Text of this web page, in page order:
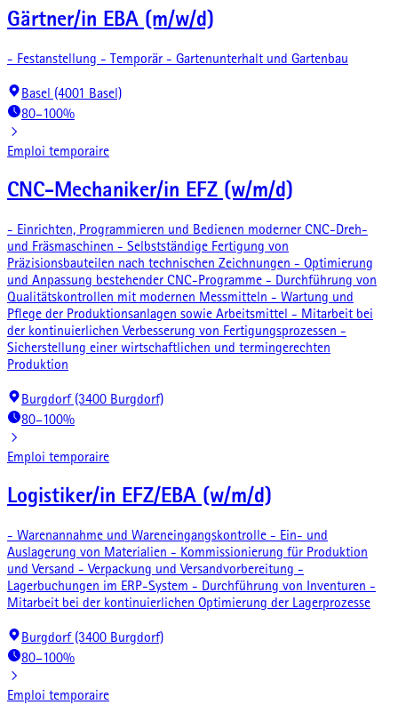
Gärtner/in EBA (m/w/d)
- Festanstellung - Temporär - Gartenunterhalt und Gartenbau
Basel (4001 Basel)
80–100%
Emploi temporaire
CNC-Mechaniker/in EFZ (w/m/d)
- Einrichten, Programmieren und Bedienen moderner CNC-Dreh-
und Fräsmaschinen - Selbstständige Fertigung von
Präzisionsbauteilen nach technischen Zeichnungen - Optimierung
und Anpassung bestehender CNC-Programme - Durchführung von
Qualitätskontrollen mit modernen Messmitteln - Wartung und
Pflege der Produktionsanlagen sowie Arbeitsmittel - Mitarbeit bei
der kontinuierlichen Verbesserung von Fertigungsprozessen -
Sicherstellung einer wirtschaftlichen und termingerechten
Produktion
Burgdorf (3400 Burgdorf)
80–100%
Emploi temporaire
Logistiker/in EFZ/EBA (w/m/d)
- Warenannahme und Wareneingangskontrolle - Ein- und
Auslagerung von Materialien - Kommissionierung für Produktion
und Versand - Verpackung und Versandvorbereitung -
Lagerbuchungen im ERP-System - Durchführung von Inventuren -
Mitarbeit bei der kontinuierlichen Optimierung der Lagerprozesse
Burgdorf (3400 Burgdorf)
80–100%
Emploi temporaire